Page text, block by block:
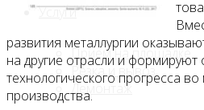
Услуги
Приём на площадке
Резка и вывоз
Демонтаж
развития металлургии
на другие отрасли и
технологического прогресса
производства.